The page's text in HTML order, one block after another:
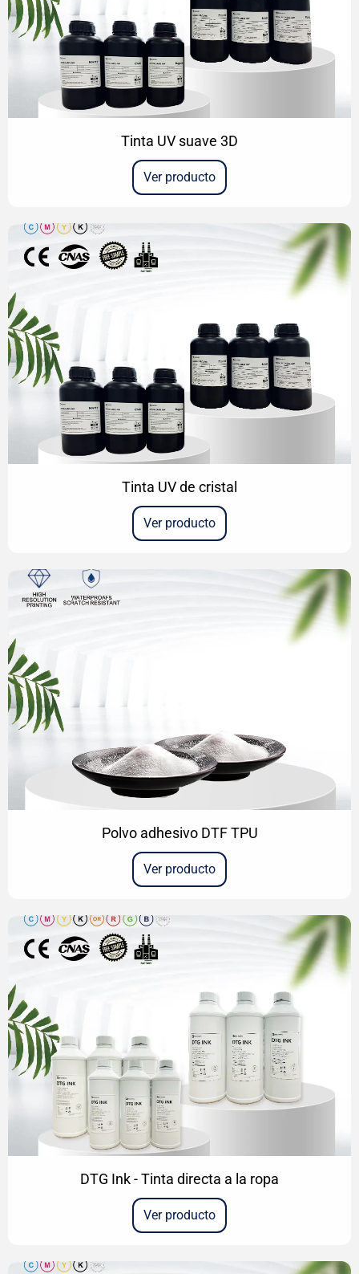
Tinta UV suave 3D
Ver producto
Tinta UV de cristal
Ver producto
Polvo adhesivo DTF TPU
Ver producto
DTG Ink - Tinta directa a la ropa
Ver producto